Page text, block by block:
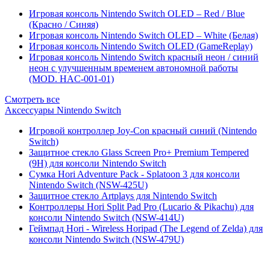
Игровая консоль Nintendo Switch OLED – Red / Blue
(Красно / Синяя)
Игровая консоль Nintendo Switch OLED – White (Белая)
Игровая консоль Nintendo Switch OLED (GameReplay)
Игровая консоль Nintendo Switch красный неон / синий
неон с улучшенным временем автономной работы
(MOD. HAC-001-01)
Смотреть все
Аксессуары Nintendo Switch
Игровой контроллер Joy-Con красный синий (Nintendo
Switch)
Защитное стекло Glass Screen Pro+ Premium Tempered
(9H) для консоли Nintendo Switch
Сумка Hori Adventure Pack - Splatoon 3 для консоли
Nintendo Switch (NSW-425U)
Защитное стекло Artplays для Nintendo Switch
Контроллеры Hori Split Pad Pro (Lucario & Pikachu) для
консоли Nintendo Switch (NSW-414U)
Геймпад Hori - Wireless Horipad (The Legend of Zelda) для
консоли Nintendo Switch (NSW-479U)